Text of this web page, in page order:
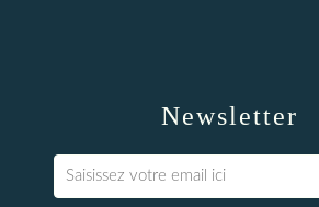
Newsletter